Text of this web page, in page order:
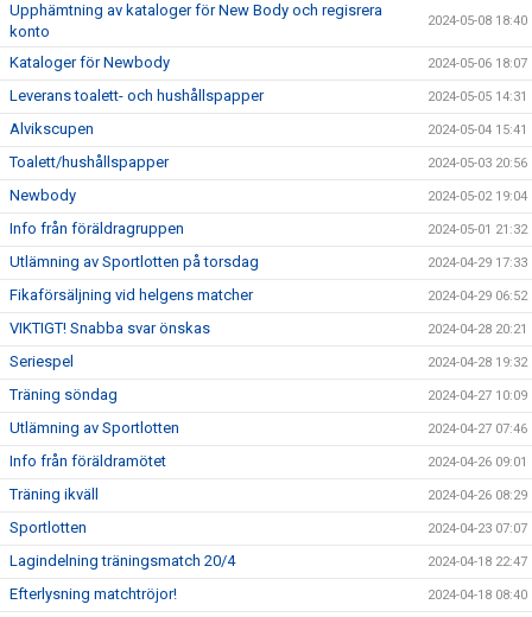
Upphämtning av kataloger för New Body och regisrera
konto
2024-05-08 18:40
Kataloger för Newbody 2024-05-06 18:07
Leverans toalett- och hushållspapper 2024-05-05 14:31
Alvikscupen 2024-05-04 15:41
Toalett/hushållspapper 2024-05-03 20:56
Newbody 2024-05-02 19:04
Info från föräldragruppen 2024-05-01 21:32
Utlämning av Sportlotten på torsdag 2024-04-29 17:33
Fikaförsäljning vid helgens matcher 2024-04-29 06:52
VIKTIGT! Snabba svar önskas 2024-04-28 20:21
Seriespel 2024-04-28 19:32
Träning söndag 2024-04-27 10:09
Utlämning av Sportlotten 2024-04-27 07:46
Info från föräldramötet 2024-04-26 09:01
Träning ikväll 2024-04-26 08:29
Sportlotten 2024-04-23 07:07
Lagindelning träningsmatch 20/4 2024-04-18 22:47
Efterlysning matchtröjor! 2024-04-18 08:40